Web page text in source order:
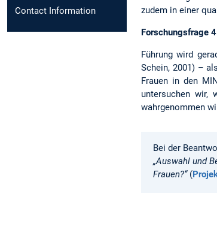
Contact Information
zudem in einer
Forschungsfrage
Führung wird
Schein, 2001) –
Frauen in den
untersuchen wir,
wahrgenommen
Bei der
„Auswahl und
Frauen?“ (